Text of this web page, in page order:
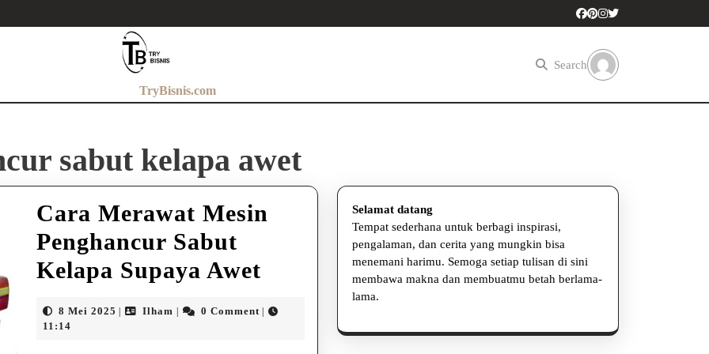
TryBisnis.com
Search
sabut kelapa awet
Cara Merawat Mesin
Penghancur Sabut
Kelapa Supaya Awet
Merawat
Mesin
8 Mei 2025 8
Ilham Ilham0 Comment
11:14
Selamat datang
Tempat sederhana untuk berbagi inspirasi,
pengalaman, dan cerita yang mungkin bisa
menemani harimu. Semoga setiap tulisan di sini
membawa makna dan membuatmu betah berlama-
lama.